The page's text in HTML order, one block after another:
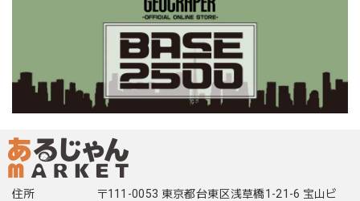
住所
〒111-0053 東京都台東区浅草橋1-21-6 宝山ビ